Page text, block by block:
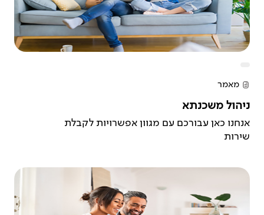
מאמר
ניהול משכנתא
אנחנו כאן עבורכם עם מגוון אפשרויות לקבלת
שירות